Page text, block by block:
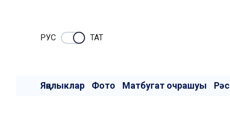
РУC ТАТ
Яңалыклар Фото Матбугат очрашуы